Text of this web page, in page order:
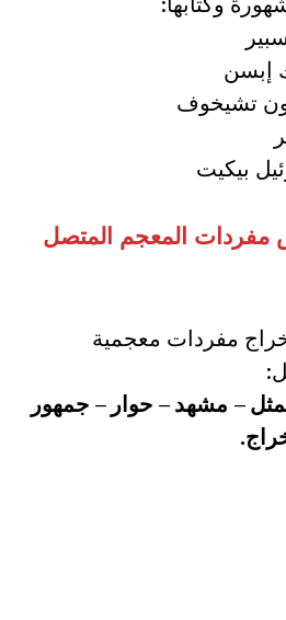
إبسن
تشيخوف
بيكيت
مفردات المعجم المتصل
مفردات معجمية
– مشهد – حوار – جمهور